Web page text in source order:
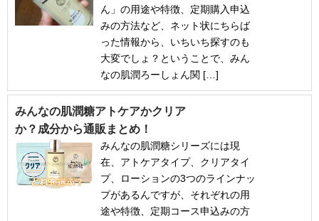
ん」の用途や特徴、定期購入申込
みの方法など、ネット状にちらば
った情報から、いちいち探すのも
大変でしょ？ということで、みん
なの肌潤ろーしょん関 […]
みんなの肌潤糖アトケアかクリア
か？成分から通販まとめ！
みんなの肌潤糖シリーズには現
在、アトケアタイプ、クリアタイ
プ、ローションの3つのラインナッ
プがあるんですが、それぞれの用
途や特徴、定期コース申込みの方